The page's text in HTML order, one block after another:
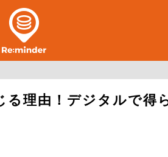
理由！デジタルで得